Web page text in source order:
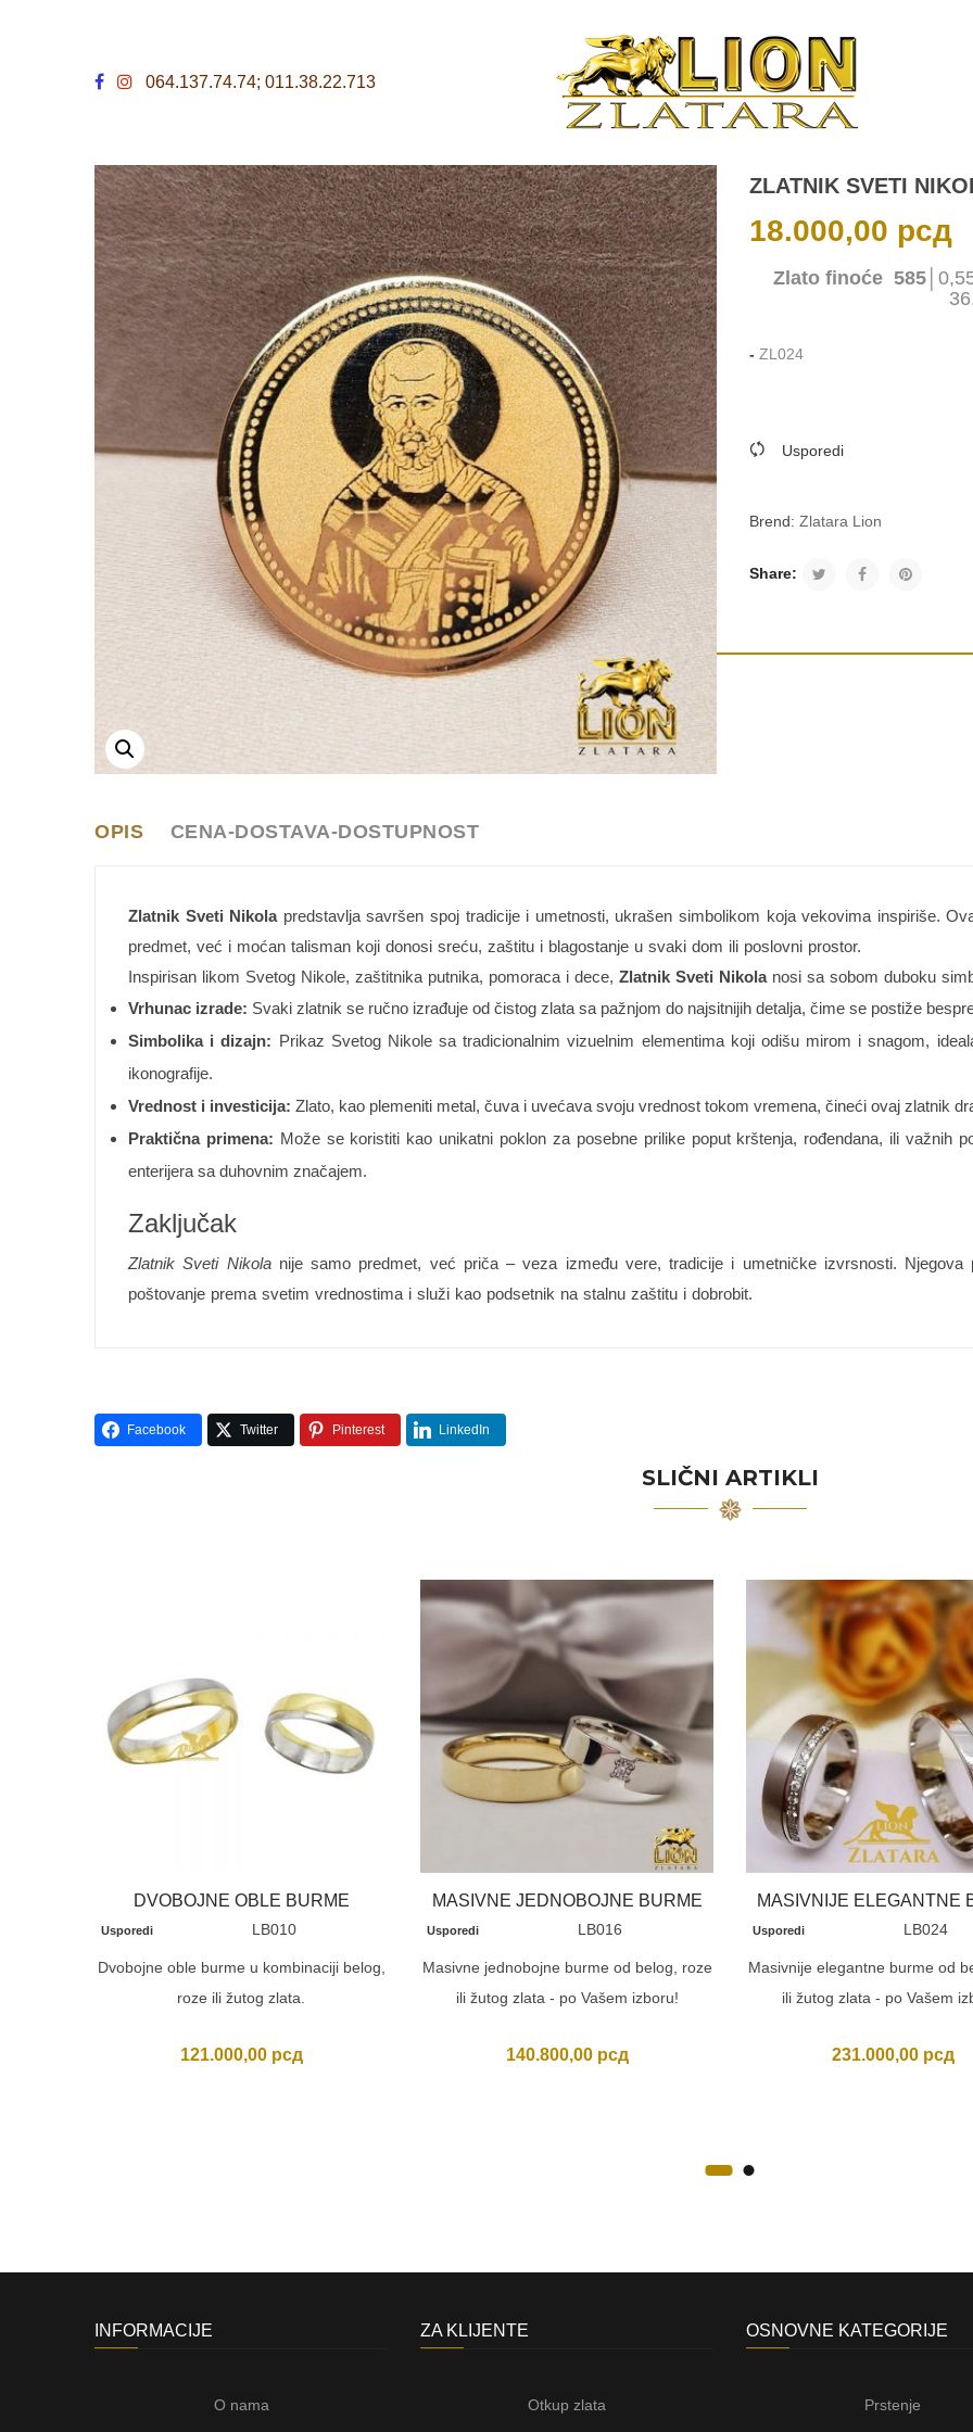
064.137.74.74; 011.38.22.713
ZLATNIK SVETI
18.000,00 рсд
Zlato finoće 585
-ZL024
Usporedi
Brend:Zlatara Lion
Share:
OPIS CENA-DOSTAVA-DOSTUPNOST
Zlatnik Sveti Nikolapredstavlja savršen spoj tradicije i umetnosti, ukrašen simbolikom koja vekovima inspiriše.
predmet, već i moćan talisman koji donosi sreću, zaštitu i blagostanje u svaki dom ili poslovni prostor.
Inspirisan likom Svetog Nikole, zaštitnika putnika, pomoraca i dece, Zlatnik Sveti Nikolanosi sa sobom duboku
Vrhunac izrade: Svaki zlatnik se ručno izrađuje od čistog zlata sa pažnjom do najsitnijih detalja, čime se postiže
Simbolika i dizajn: Prikaz Svetog Nikole sa tradicionalnim vizuelnim elementima koji odišu mirom i snagom,
ikonografije.
Vrednost i investicija: Zlato, kao plemeniti metal, čuva i uvećava svoju vrednost tokom vremena, čineći ovaj zlatnik
Praktična primena: Može se koristiti kao unikatni poklon za posebne prilike poput krštenja, rođendana, ili važnih
enterijera sa duhovnim značajem.
Zaključak
Zlatnik Sveti Nikolanije samo predmet, već priča – veza između vere, tradicije i umetničke izvrsnosti. Njegova
poštovanje prema svetim vrednostima i služi kao podsetnik na stalnu zaštitu i dobrobit.
Facebook Twitter Pinterest LinkedIn
SLIČNI ARTIKLI
DVOBOJNE OBLE BURME
Usporedi LB010
Dvobojne oble burme u kombinaciji belog,
roze ili žutog zlata.
121.000,00 рсд
MASIVNE JEDNOBOJNE BURME
Usporedi LB016
Masivne jednobojne burme od belog, roze
ili žutog zlata - po Vašem izboru!
140.800,00 рсд
MASIVNIJE ELEGANTNE
Usporedi LB024
Masivnije elegantne burme od
ili žutog zlata - po Vašem
231.000,00 рсд
INFORMACIJE
O nama
ZA KLIJENTE
Otkup zlata
OSNOVNE KATEGORIJE
Prstenje